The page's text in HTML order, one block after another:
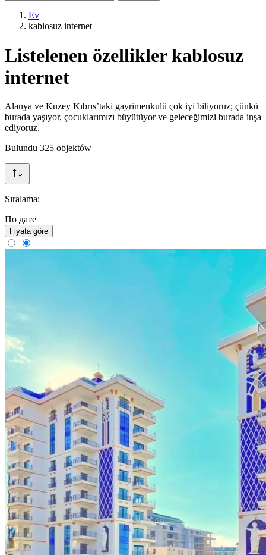
Ev
kablosuz internet
Listelenen özellikler kablosuz
internet
Alanya ve Kuzey Kıbrıs’taki gayrimenkulü çok iyi biliyoruz; çünkü
burada yaşıyor, çocuklarımızı büyütüyor ve geleceğimizi burada inşa
ediyoruz.
Bulundu 325 objektów
Sıralama:
По дате
Fiyata göre